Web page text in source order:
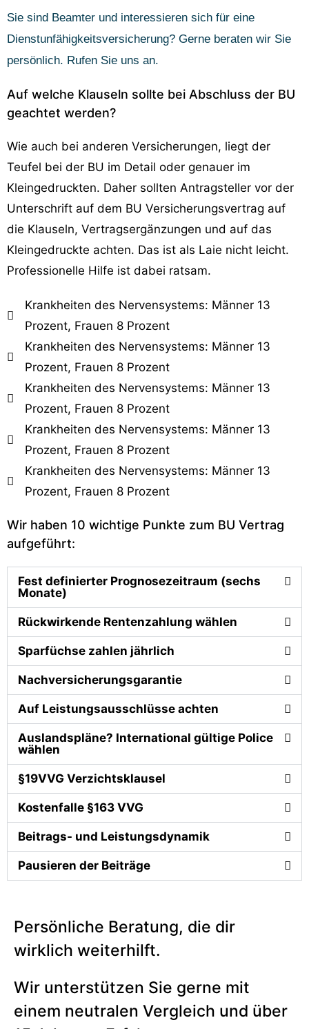
Sie sind Beamter und interessieren sich für eine
Dienstunfähigkeitsversicherung? Gerne beraten wir Sie
persönlich. Rufen Sie uns an.
Auf welche Klauseln sollte bei Abschluss der BU
geachtet werden?
Wie auch bei anderen Versicherungen, liegt der
Teufel bei der BU im Detail oder genauer im
Kleingedruckten. Daher sollten Antragsteller vor der
Unterschrift auf dem BU Versicherungsvertrag auf
die Klauseln, Vertragsergänzungen und auf das
Kleingedruckte achten. Das ist als Laie nicht leicht.
Professionelle Hilfe ist dabei ratsam.
Krankheiten des Nervensystems: Männer 13
Prozent, Frauen 8 Prozent
Krankheiten des Nervensystems: Männer 13
Prozent, Frauen 8 Prozent
Krankheiten des Nervensystems: Männer 13
Prozent, Frauen 8 Prozent
Krankheiten des Nervensystems: Männer 13
Prozent, Frauen 8 Prozent
Krankheiten des Nervensystems: Männer 13
Prozent, Frauen 8 Prozent
Wir haben 10 wichtige Punkte zum BU Vertrag
aufgeführt:
Fest definierter Prognosezeitraum (sechs
Monate)
Rückwirkende Rentenzahlung wählen
Sparfüchse zahlen jährlich
Nachversicherungsgarantie
Auf Leistungsausschlüsse achten
Auslandspläne? International gültige Police
wählen
§19VVG Verzichtsklausel
Kostenfalle §163 VVG
Beitrags- und Leistungsdynamik
Pausieren der Beiträge
Persönliche Beratung, die dir
wirklich weiterhilft.
Wir unterstützen Sie gerne mit
einem neutralen Vergleich und über